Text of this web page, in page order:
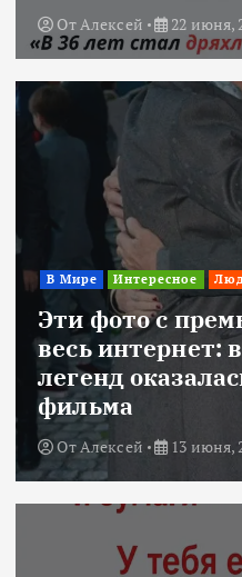
ОтАлексей 22 июня,
В Мире Интересное
Эти фото с
весь интернет:
легенд
фильма
ОтАлексей 13 июня,